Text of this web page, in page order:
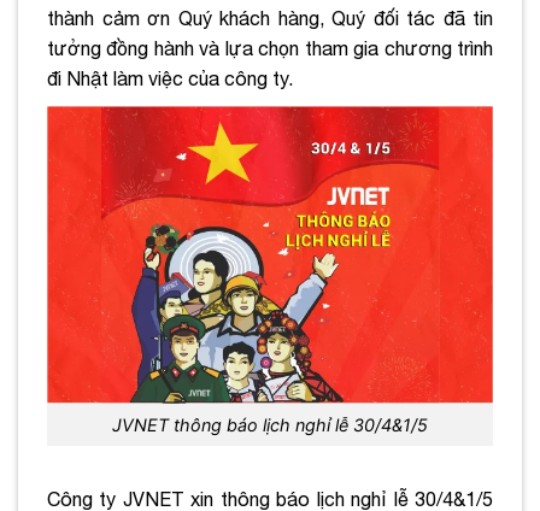
thành cảm ơn Quý khách hàng, Quý đối tác đã tin
tưởng đồng hành và lựa chọn tham gia chương trình
đi Nhật làm việc của công ty.
JVNET thông báo lịch nghỉ lễ 30/4&1/5
Công ty JVNET xin thông báo lịch nghỉ lễ 30/4&1/5